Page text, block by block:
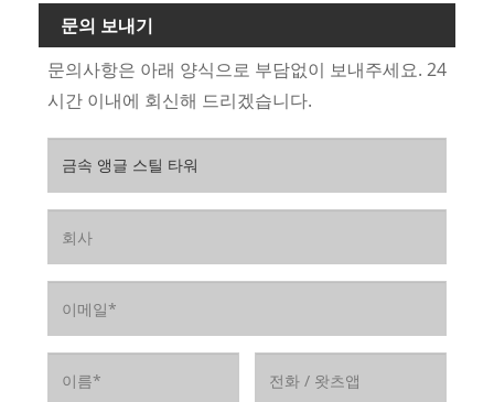
문의 보내기
문의사항은 아래 양식으로 부담없이 보내주세요. 24
시간 이내에 회신해 드리겠습니다.